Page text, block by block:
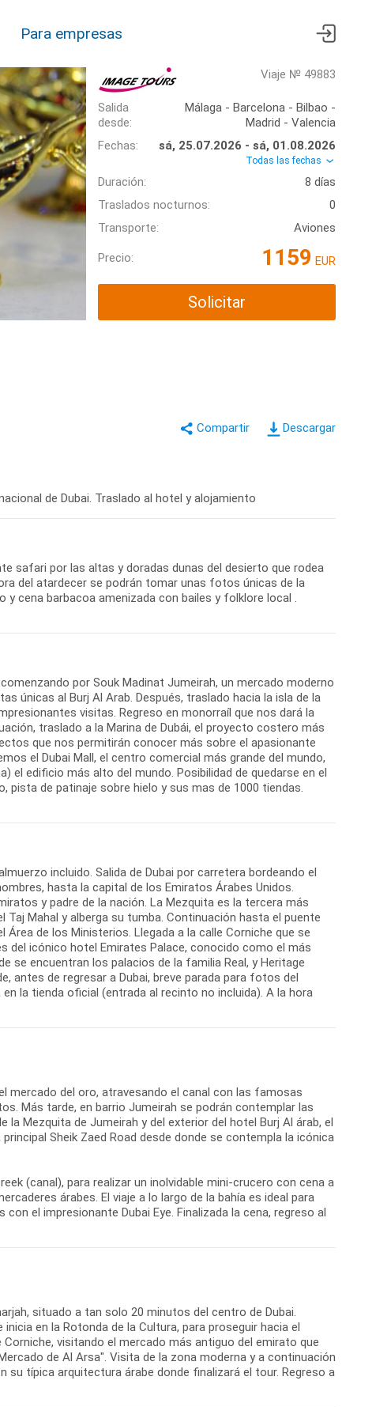
Para empresas
Viaje № 49883
Salida
desde:
Málaga - Barcelona - Bilbao -
Madrid - Valencia
Fechas:
sá, 25.07.2026 - sá, 01.08.2026
Todas las fechas
Duración:
8 días
Traslados nocturnos:
0
Transporte:
Aviones
Precio: 1159 EUR
Solicitar
Descargar
de Dubai. Traslado al hotel y alojamiento
safari por las altas y doradas dunas del desierto que rodea
del atardecer se podrán tomar unas fotos únicas de la
cena barbacoa amenizada con bailes y folklore local .
por Souk Madinat Jumeirah, un mercado moderno
únicas al Burj Al Arab. Después, traslado hacia la isla de la
visitas. Regreso en monorraíl que nos dará la
traslado a la Marina de Dubái, el proyecto costero más
que nos permitirán conocer más sobre el apasionante
el Dubai Mall, el centro comercial más grande del mundo,
el edificio más alto del mundo. Posibilidad de quedarse en el
pista de patinaje sobre hielo y sus mas de 1000 tiendas.
incluido. Salida de Dubai por carretera bordeando el
hasta la capital de los Emiratos Árabes Unidos.
y padre de la nación. La Mezquita es la tercera más
Mahal y alberga su tumba. Continuación hasta el puente
de los Ministerios. Llegada a la calle Corniche que se
del icónico hotel Emirates Palace, conocido como el más
se encuentran los palacios de la familia Real, y Heritage
antes de regresar a Dubai, breve parada para fotos del
la tienda oficial (entrada al recinto no incluida). A la hora
mercado del oro, atravesando el canal con las famosas
Más tarde, en barrio Jumeirah se podrán contemplar las
Mezquita de Jumeirah y del exterior del hotel Burj Al árab, el
Sheik Zaed Road desde donde se contempla la icónica
(canal), para realizar un inolvidable mini-crucero con cena a
árabes. El viaje a lo largo de la bahía es ideal para
el impresionante Dubai Eye. Finalizada la cena, regreso al
situado a tan solo 20 minutos del centro de Dubai.
en la Rotonda de la Cultura, para proseguir hacia el
visitando el mercado más antiguo del emirato que
de Al Arsa". Visita de la zona moderna y a continuación
típica arquitectura árabe donde finalizará el tour. Regreso a